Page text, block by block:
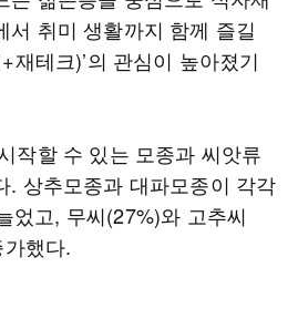
서 취미 생활까지 함께 즐길
재테크)’의 관심이 높아졌기
작할 수 있는 모종과 씨앗류
. 상추모종과 대파모종이 각각
었고, 무씨(27%)와 고추씨
했다.